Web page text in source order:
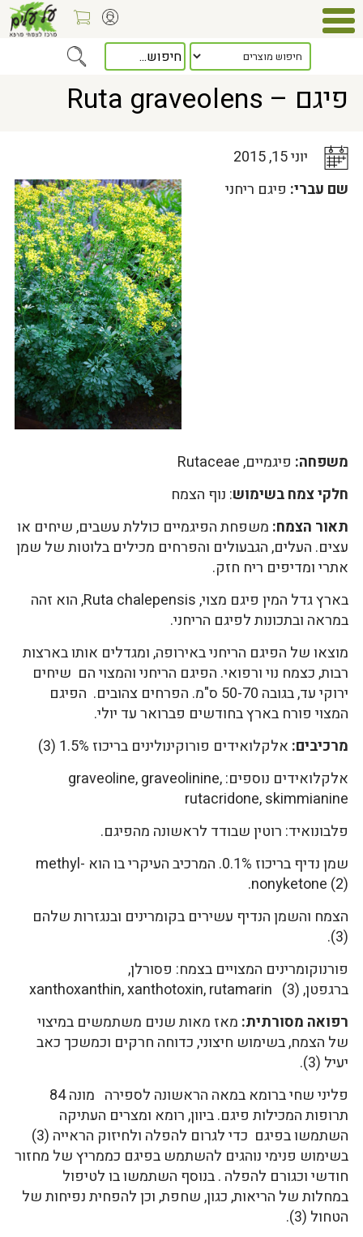
כלל המאמרים> פיגם – Ruta graveolens
פיגם – Ruta graveolens
יוני 15, 2015
שם עברי: פיגם ריחני
משפחה: פיגמיים, Rutaceae
חלקי צמח בשימוש: נוף הצמח
תאור הצמח: משפחת הפיגמיים כוללת עשבים, שיחים או
עצים. העלים, הגבעולים והפרחים מכילים בלוטות של שמן
אתרי ומדיפים ריח חזק.
בארץ גדל המין פיגם מצוי, Ruta chalepensis, הוא זהה
במראה ובתכונות לפיגם הריחני.
מוצאו של הפיגם הריחני באירופה, ומגדלים אותו בארצות
רבות, כצמח נוי ורפואי. הפיגם הריחני והמצוי הם שיחים
ירוקי עד, בגובה 50-70 ס"מ. הפרחים צהובים. הפיגם
המצוי פורח בארץ בחודשים פברואר עד יולי.
מרכיבים: אלקלואידים פורוקינולינים בריכוז 1.5% (3)
אלקלואידים נוספים: graveoline, graveolinine,
rutacridone, skimmianine
פלבונואיד: רוטין שבודד לראשונה מהפיגם.
שמן נדיף בריכוז 0.1%. המרכיב העיקרי בו הוא methyl-
nonyketone (2).
הצמח והשמן הנדיף עשירים בקומרינים ובנגזרות שלהם
(3).
פורנוקומרינים המצויים בצמח: פסורלן,
ברגפטן, xanthoxanthin, xanthotoxin, rutamarin (3)
רפואה מסורתית: מאז מאות שנים משתמשים במיצוי
של הצמח, בשימוש חיצוני, כדוחה חרקים וכמשכך כאב
יעיל (3).
פליני שחי ברומא במאה הראשונה לספירה מונה 84
תרופות המכילות פיגם. ביוון, רומא ומצרים העתיקה
השתמשו בפיגם כדי לגרום להפלה ולחיזוק הראייה (3)
בשימוש פנימי נוהגים להשתמש בפיגם כממריץ של מחזור
חודשי וכגורם להפלה . בנוסף השתמשו בו לטיפול
במחלות של הריאות, כגון, שחפת, וכן להפחית נפיחות של
הטחול (3).